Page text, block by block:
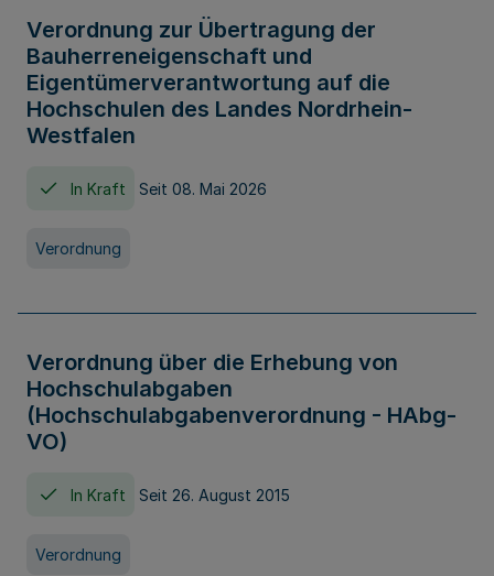
Verordnung zur Übertragung der
Bauherreneigenschaft und
Eigentümerverantwortung auf die
Hochschulen des Landes Nordrhein-
Westfalen
In Kraft Seit 08. Mai 2026
Verordnung
Verordnung über die Erhebung von
Hochschulabgaben
(Hochschulabgabenverordnung - HAbg-
VO)
In Kraft Seit 26. August 2015
Verordnung